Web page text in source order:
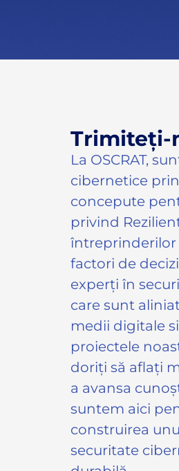
Trimiteți-
La OSCRAT,
cibernetice
concepute
privind
întreprinderilor
factori de
experți în
care sunt
medii digitale
proiectele
doriți să aflați
a avansa
suntem aici
construirea
securitate